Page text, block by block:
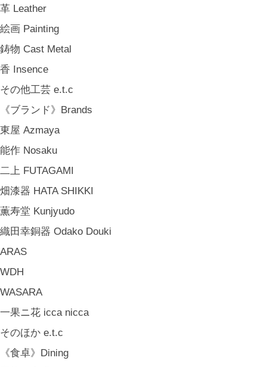
革 Leather
絵画 Painting
鋳物 Cast Metal
香 Insence
その他工芸 e.t.c
《ブランド》Brands
東屋 Azmaya
能作 Nosaku
二上 FUTAGAMI
畑漆器 HATA SHIKKI
薫寿堂 Kunjyudo
織田幸銅器 Odako Douki
ARAS
WDH
WASARA
一果ニ花 icca nicca
そのほか e.t.c
《食卓》Dining
山岸紗綾 Saya Yamagishi
大清水裕史 Hiroshi Ohizumi
絵本 Children's Books
MONSTER